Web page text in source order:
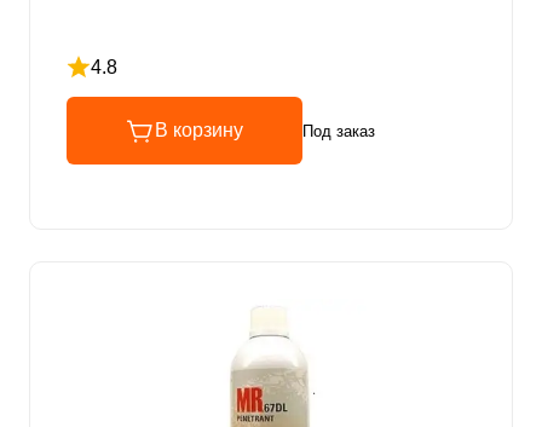
4.8
Рейтинг 4.8 из 5
В корзину Под заказ